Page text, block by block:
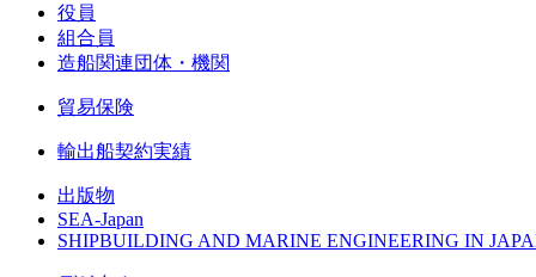
役員
組合員
造船関連団体・機関
貿易保険
輸出船契約実績
出版物
SEA-Japan
SHIPBUILDING AND MARINE ENGINEERING IN